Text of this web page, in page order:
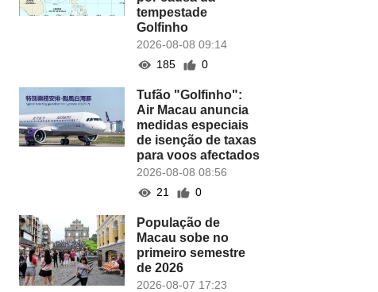
tempestade
Golfinho
2026-08-08 09:14
185
0
Tufão "Golfinho":
Air Macau anuncia
medidas especiais
de isenção de taxas
para voos afectados
2026-08-08 08:56
21
0
População de
Macau sobe no
primeiro semestre
de 2026
2026-08-07 17:23